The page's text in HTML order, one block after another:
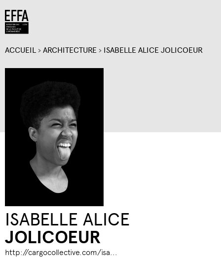
VOUS
ACCUEIL ›ARCHITECTURE › ISABELLE ALICE JOLICOEUR
ISABELLE ALICE
JOLICOEUR
http://cargocollective.com/isa...